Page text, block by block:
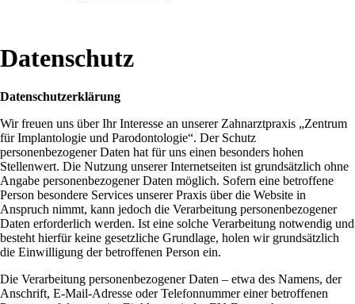
Datenschutz
Datenschutzerklärung
Wir freuen uns über Ihr Interesse an unserer Zahnarztpraxis „Zentrum
für Implantologie und Parodontologie“. Der Schutz
personenbezogener Daten hat für uns einen besonders hohen
Stellenwert. Die Nutzung unserer Internetseiten ist grundsätzlich ohne
Angabe personenbezogener Daten möglich. Sofern eine betroffene
Person besondere Services unserer Praxis über die Website in
Anspruch nimmt, kann jedoch die Verarbeitung personenbezogener
Daten erforderlich werden. Ist eine solche Verarbeitung notwendig und
besteht hierfür keine gesetzliche Grundlage, holen wir grundsätzlich
die Einwilligung der betroffenen Person ein.
Die Verarbeitung personenbezogener Daten – etwa des Namens, der
Anschrift, E‑Mail‑Adresse oder Telefonnummer einer betroffenen